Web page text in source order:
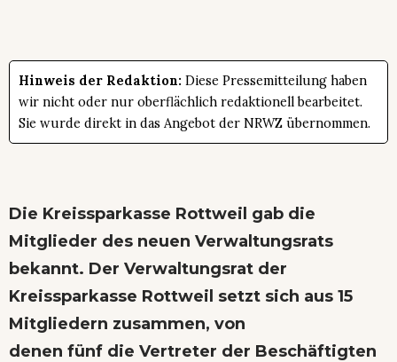
Hinweis der Redaktion: Diese Pressemitteilung haben
wir nicht oder nur oberflächlich redaktionell bearbeitet.
Sie wurde direkt in das Angebot der NRWZ übernommen.
Die Kreissparkasse Rottweil gab die
Mitglieder des neuen Verwaltungsrats
bekannt. Der Verwaltungsrat der
Kreissparkasse Rottweil setzt sich aus 15
Mitgliedern zusammen, von
denen fünf die Vertreter der Beschäftigten